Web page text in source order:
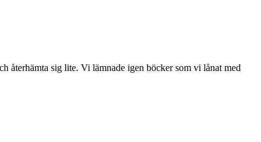
återhämta sig lite. Vi lämnade igen böcker som vi lånat med